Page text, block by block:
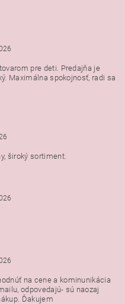
pre deti. Predajňa je
Maximálna spokojnosť, radi sa
široký sortiment.
na cene a kominunikácia
odpovedajú- sú naozaj
Ďakujem